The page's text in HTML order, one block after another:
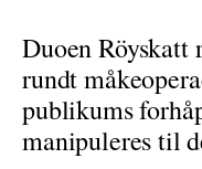
Duoen Röyskatt
rundt
publikums
manipuleres til